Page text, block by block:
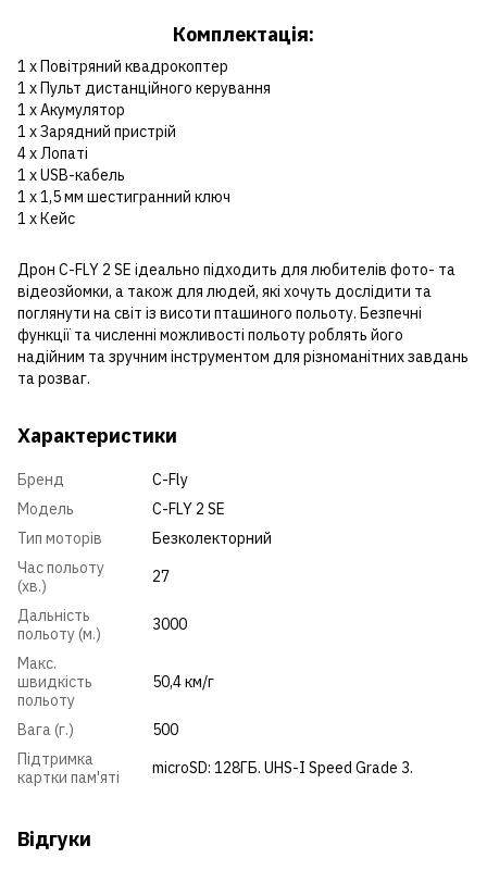
Комплектація:
1 x Повітряний квадрокоптер
1 x Пульт дистанційного керування
1 x Акумулятор
1 x Зарядний пристрій
4 x Лопаті
1 x USB-кабель
1 x 1,5 мм шестигранний ключ
1 x Кейс
Дрон C-FLY 2 SE ідеально підходить для любителів фото- та
відеозйомки, а також для людей, які хочуть дослідити та
поглянути на світ із висоти пташиного польоту. Безпечні
функції та численні можливості польоту роблять його
надійним та зручним інструментом для різноманітних завдань
та розваг.
Характеристики
Бренд
C-Fly
Модель
C-FLY 2 SE
Тип моторів
Безколекторний
Час польоту
(хв.)
27
Дальність
польоту (м.)
3000
Макс.
швидкість
польоту
50,4 км/г
Вага (г.)
500
Підтримка
картки пам'яті
microSD: 128ГБ. UHS-I Speed Grade 3.
Відгуки